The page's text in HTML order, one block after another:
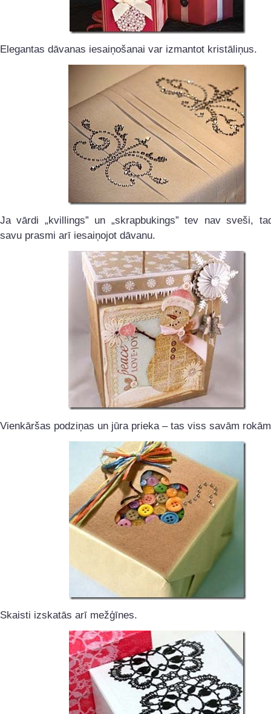
Elegantas dāvanas iesaiņošanai var izmantot kristāliņus.
Ja vārdi „kvillings” un „skrapbukings” tev nav sveši,
savu prasmi arī iesaiņojot dāvanu.
Vienkāršas podziņas un jūra prieka – tas viss savām
Skaisti izskatās arī mežģīnes.